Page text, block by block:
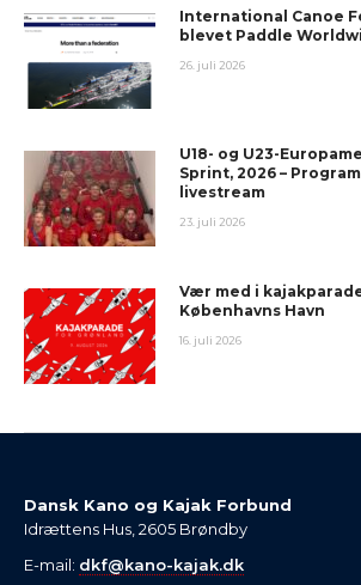
International Canoe
blevet Paddle
26. juli 2026
U18- og U23-
Sprint, 2026 –
livestream
23. juli 2026
Vær med i
Københavns Havn
16. juli 2026
Dansk Kano og Kajak Forbund
Idrættens Hus, 2605 Brøndby
E-mail: dkf@kano-kajak.dk